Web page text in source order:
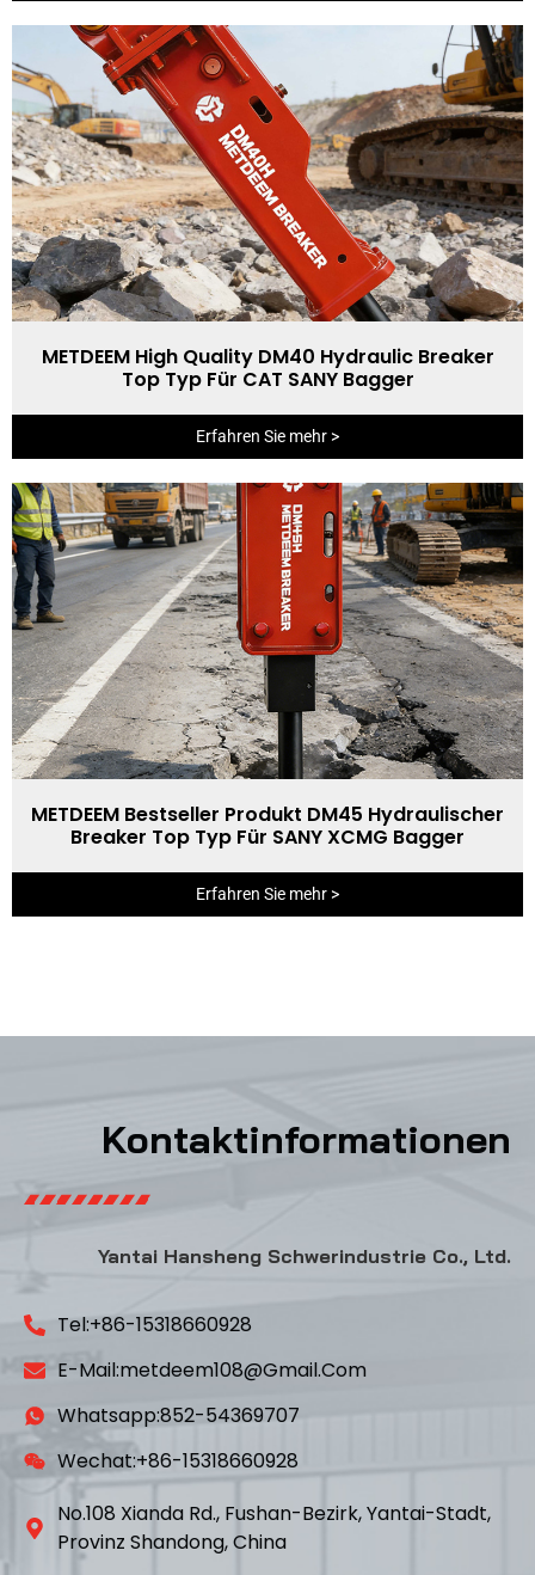
METDEEM High Quality DM40 Hydraulic Breaker
Top Typ Für CAT SANY Bagger
Erfahren Sie mehr >
METDEEM Bestseller Produkt DM45 Hydraulischer
Breaker Top Typ Für SANY XCMG Bagger
Erfahren Sie mehr >
Kontaktinformationen
Yantai Hansheng Schwerindustrie Co., Ltd.
Tel:+86-15318660928
E-Mail:metdeem108@gmail.com
Whatsapp:852-54369707
Wechat:+86-15318660928
No.108 Xianda Rd., Fushan-Bezirk, Yantai-Stadt,
Provinz Shandong, China